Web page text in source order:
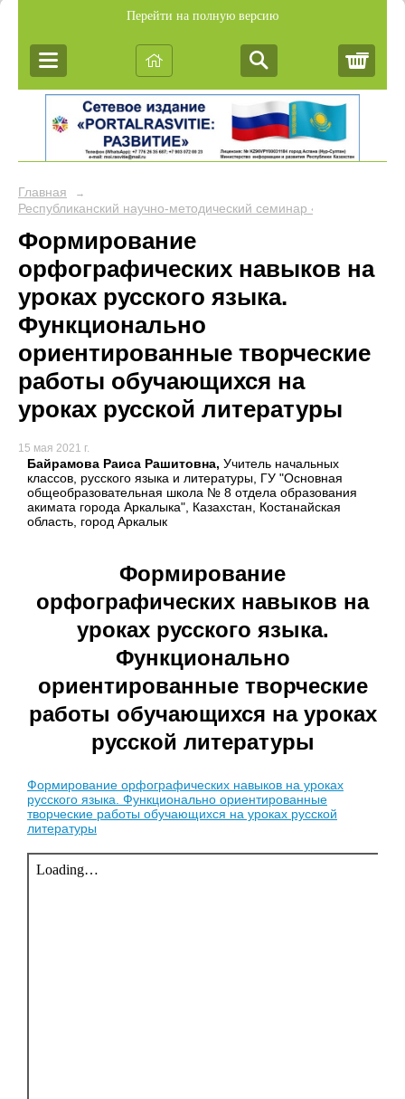
Перейти на полную версию
Главная →
Республиканский научно-методический семинар «Обобщение
Формирование
орфографических навыков на
уроках русского языка.
Функционально
ориентированные творческие
работы обучающихся на
уроках русской литературы
15 мая 2021 г.
Байрамова Раиса Рашитовна, Учитель начальных
классов, русского языка и литературы, ГУ "Основная
общеобразовательная школа № 8 отдела образования
акимата города Аркалыка", Казахстан, Костанайская
область, город Аркалык
Формирование
орфографических навыков на
уроках русского языка.
Функционально
ориентированные творческие
работы обучающихся на уроках
русской литературы
Формирование орфографических навыков на уроках
русского языка. Функционально ориентированные
творческие работы обучающихся на уроках русской
литературы